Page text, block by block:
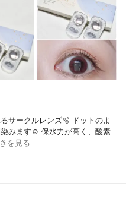
サークルレンズ🫧 ドットのよ
みます☺️ 保水力が高く、酸素
を見る